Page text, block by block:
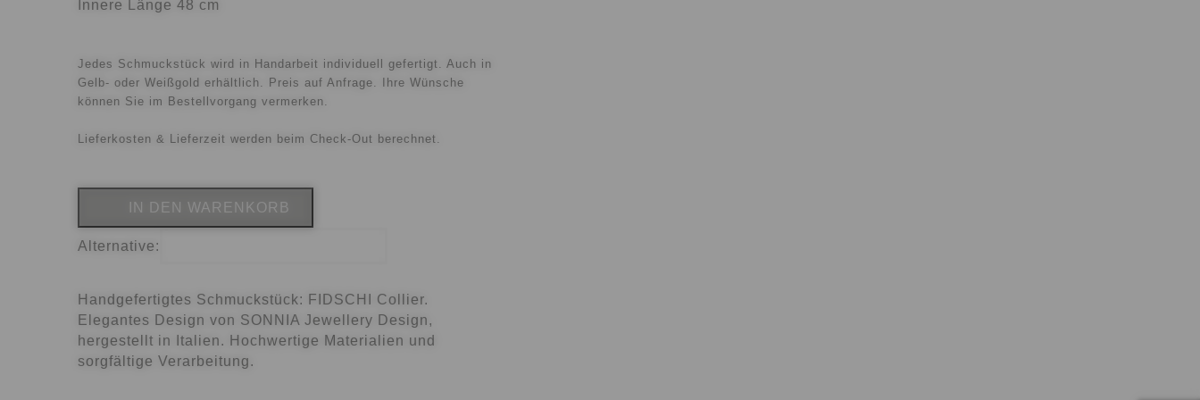
Innere Länge 48 cm
Jedes Schmuckstück wird in Handarbeit individuell gefertigt. Auch in
Gelb- oder Weißgold erhältlich. Preis auf Anfrage. Ihre Wünsche
können Sie im Bestellvorgang vermerken.
Lieferkosten & Lieferzeit werden beim Check-Out berechnet.
IN DEN WARENKORB
Alternative:
Handgefertigtes Schmuckstück: FIDSCHI Collier.
Elegantes Design von SONNIA Jewellery Design,
hergestellt in Italien. Hochwertige Materialien und
sorgfältige Verarbeitung.